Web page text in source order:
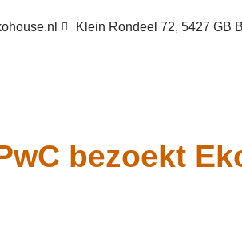
Klein Rondeel 72, 5427 GB
bezoekt